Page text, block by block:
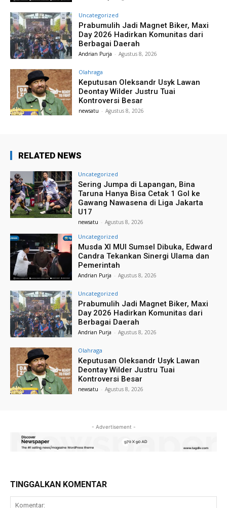
Uncategorized
Prabumulih Jadi Magnet Biker, Maxi
Day 2026 Hadirkan Komunitas dari
Berbagai Daerah
Andrian Purja - Agustus 8, 2026
Olahraga
Keputusan Oleksandr Usyk Lawan
Deontay Wilder Justru Tuai
Kontroversi Besar
newsatu - Agustus 8, 2026
RELATED NEWS
Uncategorized
Sering Jumpa di Lapangan, Bina
Taruna Hanya Bisa Cetak 1 Gol ke
Gawang Nawasena di Liga Jakarta
U17
newsatu - Agustus 8, 2026
Uncategorized
Musda XI MUI Sumsel Dibuka, Edward
Candra Tekankan Sinergi Ulama dan
Pemerintah
Andrian Purja - Agustus 8, 2026
Uncategorized
Prabumulih Jadi Magnet Biker, Maxi
Day 2026 Hadirkan Komunitas dari
Berbagai Daerah
Andrian Purja - Agustus 8, 2026
Olahraga
Keputusan Oleksandr Usyk Lawan
Deontay Wilder Justru Tuai
Kontroversi Besar
newsatu - Agustus 8, 2026
- Advertisement -
TINGGALKAN KOMENTAR